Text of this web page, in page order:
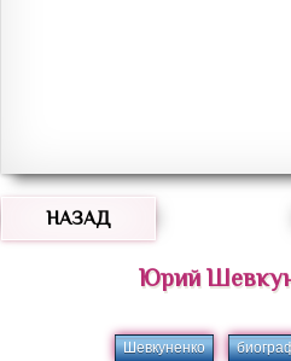
НАЗАД
Юрий
Шевкуненко